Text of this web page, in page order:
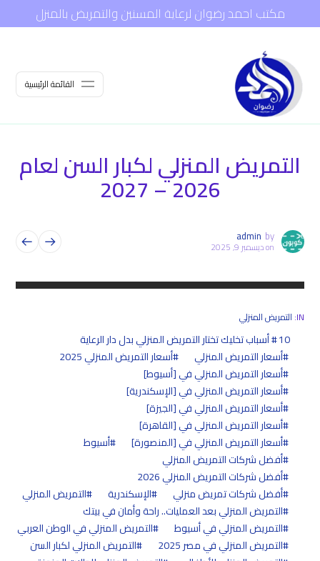
مكتب احمد رضوان لرعاية المسنين والتمريض بالمنزل
القائمة الرئيسية
التمريض المنزلي لكبار السن لعام
2026 – 2027
by
admin
onديسمبر 9, 2025
IN: التمريض المنزلي
10 أسباب تخليك تختار التمريض المنزلي بدل دار الرعاية
أسعار التمريض المنزلي
أسعار التمريض المنزلي 2025
أسعار التمريض المنزلي في [أسيوط]
أسعار التمريض المنزلي في [الإسكندرية]
أسعار التمريض المنزلي في [الجيزة]
أسعار التمريض المنزلي في [القاهرة]
أسعار التمريض المنزلي في [المنصورة]
أسيوط
أفضل شركات التمريض المنزلي
أفضل شركات التمريض المنزلي 2026
أفضل شركات تمريض منزلي
الإسكندرية
التمريض المنزلي
التمريض المنزلي بعد العمليات.. راحة وأمان في بيتك
التمريض المنزلي في أسيوط
التمريض المنزلي في الوطن العربي
التمريض المنزلي في مصر 2025
التمريض المنزلي لكبار السن